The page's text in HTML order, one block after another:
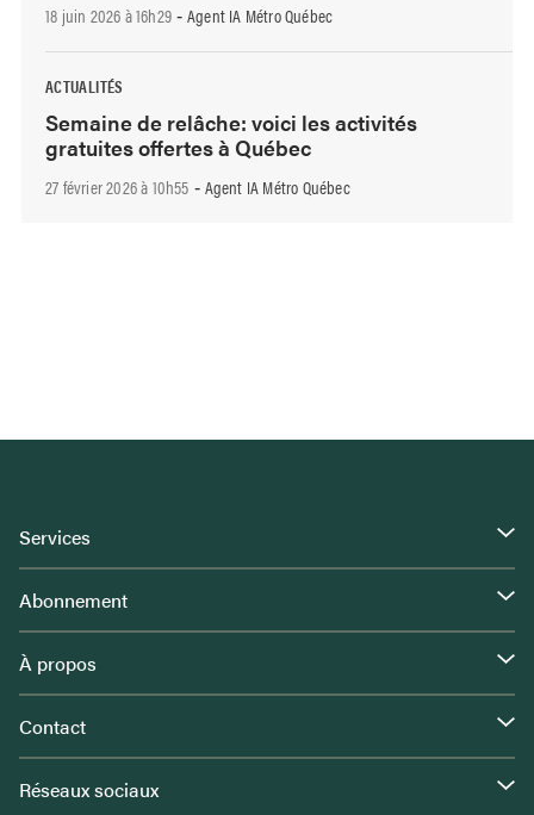
18 juin 2026 à 16h29 - Agent IA Métro Québec
ACTUALITÉS
Semaine de relâche: voici les activités
gratuites offertes à Québec
27 février 2026 à 10h55 - Agent IA Métro Québec
Services
Abonnement
À propos
Contact
Réseaux sociaux